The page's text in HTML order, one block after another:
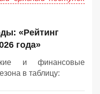
«Рейтинг
года»
и финансовые
в таблицу: